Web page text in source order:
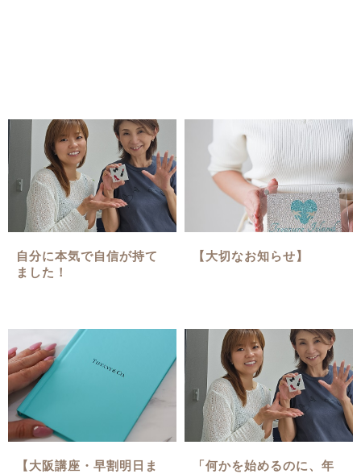
自分に本気で自信が持て
ました！
【大切なお知らせ】
【大阪講座・早割明日ま
「何かを始めるのに、年